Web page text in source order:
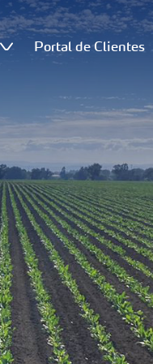
Portal de Clientes